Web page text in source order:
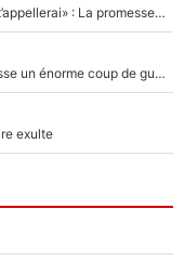
Mercato - OM - «Dès que je prends un club, je t’appellerai» : La promesse de Marcelino au moment de claquer la porte
Victime de racisme contre Murray, Kyrgios pousse un énorme coup de gueule !
exulte